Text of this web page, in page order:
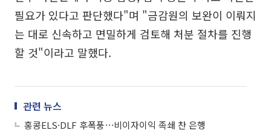
필요가 있다고 판단했다"며 "금감원의 보완이 이뤄지
는 대로 신속하고 면밀하게 검토해 처분 절차를 진행
할 것"이라고 말했다.
관련 뉴스
홍콩ELS·DLF 후폭풍⋯비이자이익 족쇄 찬 은행